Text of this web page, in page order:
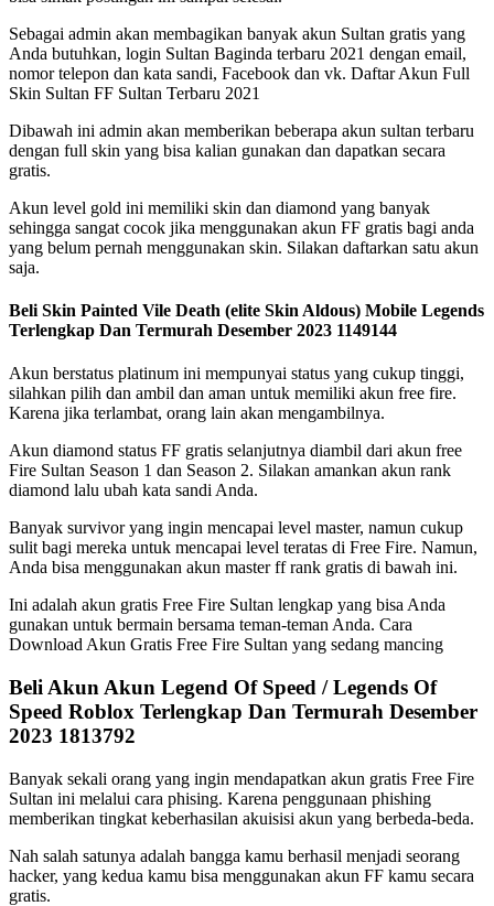
Sebagai admin akan membagikan banyak akun Sultan gratis yang
Anda butuhkan, login Sultan Baginda terbaru 2021 dengan email,
nomor telepon dan kata sandi, Facebook dan vk. Daftar Akun Full
Skin Sultan FF Sultan Terbaru 2021
Dibawah ini admin akan memberikan beberapa akun sultan terbaru
dengan full skin yang bisa kalian gunakan dan dapatkan secara
gratis.
Akun level gold ini memiliki skin dan diamond yang banyak
sehingga sangat cocok jika menggunakan akun FF gratis bagi anda
yang belum pernah menggunakan skin. Silakan daftarkan satu akun
saja.
Beli Skin Painted Vile Death (elite Skin Aldous) Mobile Legends
Terlengkap Dan Termurah Desember 2023 1149144
Akun berstatus platinum ini mempunyai status yang cukup tinggi,
silahkan pilih dan ambil dan aman untuk memiliki akun free fire.
Karena jika terlambat, orang lain akan mengambilnya.
Akun diamond status FF gratis selanjutnya diambil dari akun free
Fire Sultan Season 1 dan Season 2. Silakan amankan akun rank
diamond lalu ubah kata sandi Anda.
Banyak survivor yang ingin mencapai level master, namun cukup
sulit bagi mereka untuk mencapai level teratas di Free Fire. Namun,
Anda bisa menggunakan akun master ff rank gratis di bawah ini.
Ini adalah akun gratis Free Fire Sultan lengkap yang bisa Anda
gunakan untuk bermain bersama teman-teman Anda. Cara
Download Akun Gratis Free Fire Sultan yang sedang mancing
Beli Akun Akun Legend Of Speed / Legends Of
Speed Roblox Terlengkap Dan Termurah Desember
2023 1813792
Banyak sekali orang yang ingin mendapatkan akun gratis Free Fire
Sultan ini melalui cara phising. Karena penggunaan phishing
memberikan tingkat keberhasilan akuisisi akun yang berbeda-beda.
Nah salah satunya adalah bangga kamu berhasil menjadi seorang
hacker, yang kedua kamu bisa menggunakan akun FF kamu secara
gratis.